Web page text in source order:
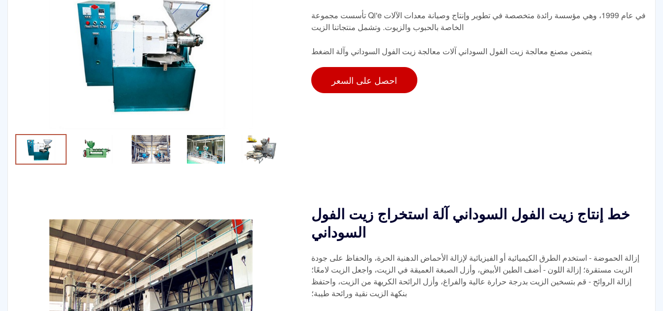
تأسست مجموعة Qi'e في عام 1999، وهي مؤسسة رائدة متخصصة في تطوير وإنتاج وصيانة معدات الآلات
الخاصة بالحبوب والزيوت. وتشمل منتجاتنا الزيت
يتضمن مصنع معالجة زيت الفول السوداني آلات معالجة زيت الفول السوداني وآلة الضغط
احصل على السعر
خط إنتاج زيت الفول السوداني آلة استخراج زيت الفول
السوداني
إزالة الحموضة - استخدم الطرق الكيميائية أو الفيزيائية لإزالة الأحماض الدهنية الحرة، والحفاظ على جودة
الزيت مستقرة؛ إزالة اللون - أضف الطين الأبيض، وأزل الصبغة العميقة في الزيت، واجعل الزيت لامعًا؛
إزالة الروائح - قم بتسخين الزيت بدرجة حرارة عالية والفراغ، وأزل الرائحة الكريهة من الزيت، واحتفظ
بنكهة الزيت نقية ورائحة طيبة؛